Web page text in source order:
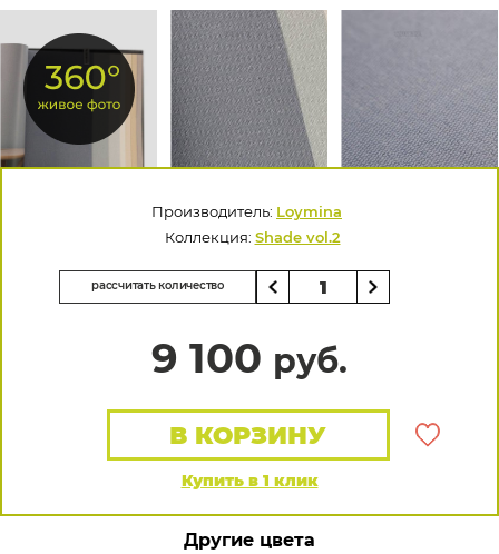
Производитель: Loymina
Коллекция: Shade vol.2
рассчитать количество
9 100 руб.
Купить в 1 клик
В КОРЗИНУ
Другие цвета